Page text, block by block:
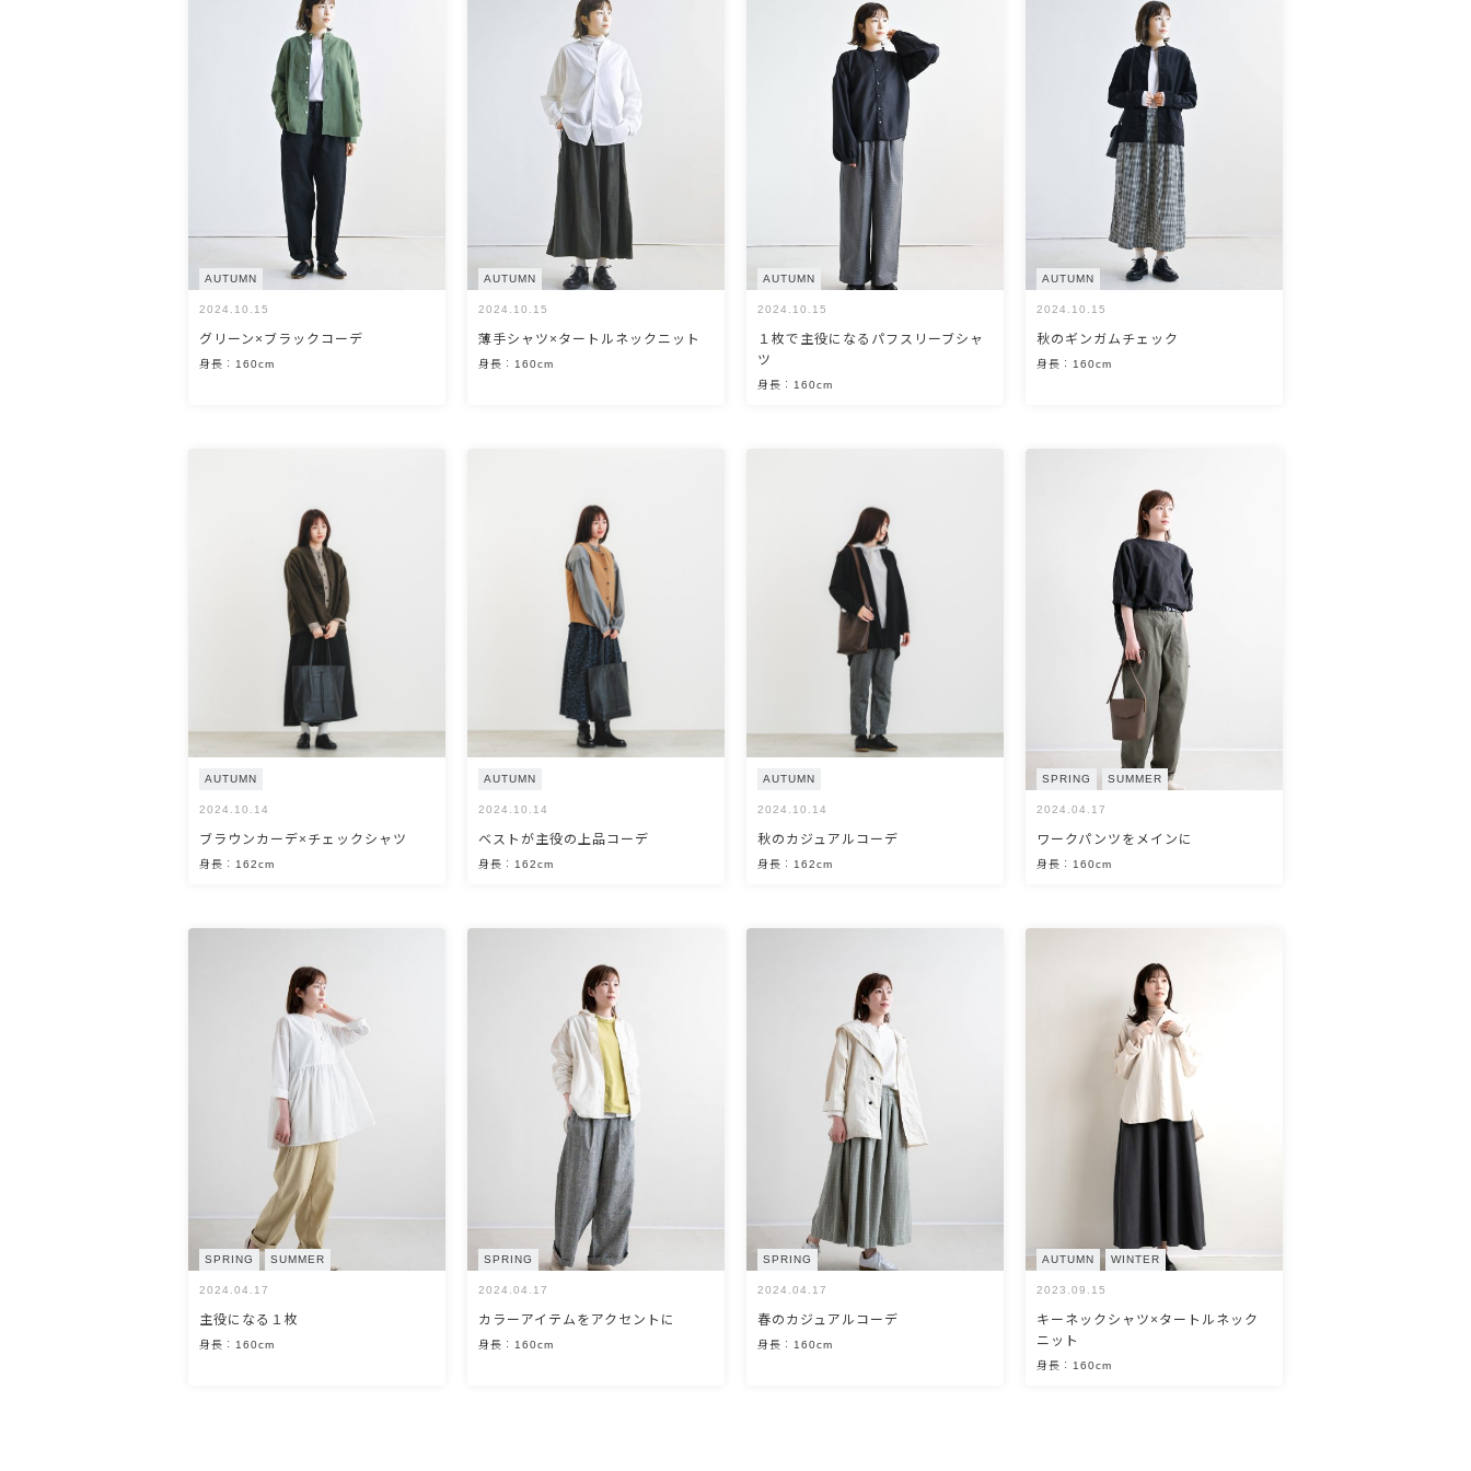
AUTUMN
2024.10.15
グリーン×ブラックコーデ
身長：160cm
AUTUMN
2024.10.15
薄手シャツ×タートルネックニット
身長：160cm
AUTUMN
2024.10.15
１枚で主役になるパフスリーブシャ
ツ
身長：160cm
AUTUMN
2024.10.15
秋のギンガムチェック
身長：160cm
AUTUMN
2024.10.14
ブラウンカーデ×チェックシャツ
身長：162cm
AUTUMN
2024.10.14
ベストが主役の上品コーデ
身長：162cm
AUTUMN
2024.10.14
秋のカジュアルコーデ
身長：162cm
SPRING SUMMER
2024.04.17
ワークパンツをメインに
身長：160cm
SPRING SUMMER
2024.04.17
主役になる１枚
身長：160cm
SPRING
2024.04.17
カラーアイテムをアクセントに
身長：160cm
SPRING
2024.04.17
春のカジュアルコーデ
身長：160cm
AUTUMN WINTER
2023.09.15
キーネックシャツ×タートルネック
ニット
身長：160cm